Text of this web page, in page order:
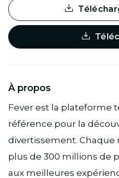
À propos
Fever est la plateforme
référence pour la
divertissement. Chaque
plus de 300 millions de
aux meilleures